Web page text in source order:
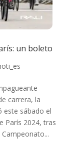
un boleto
carrera, la
este sábado el
París 2024, tras